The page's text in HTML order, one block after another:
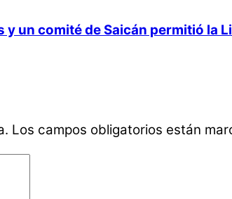
un comité de Saicán permitió la
Los campos obligatorios están